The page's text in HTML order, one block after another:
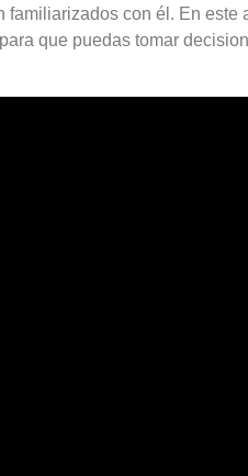
familiarizados con él. En este
que puedas tomar